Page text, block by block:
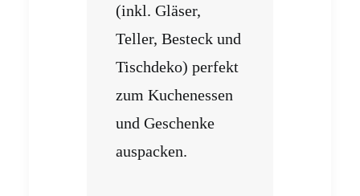
(inkl. Gläser,
Teller, Besteck und
Tischdeko) perfekt
zum Kuchenessen
und Geschenke
auspacken.